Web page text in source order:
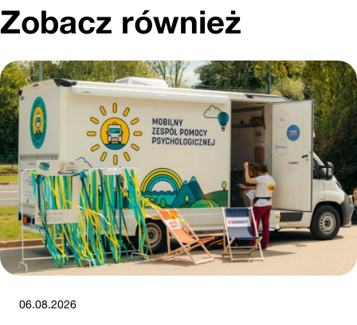
Zobacz również
06.08.2026